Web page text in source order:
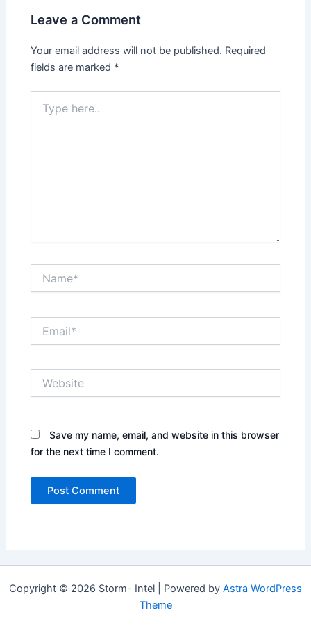
Leave a Comment
Your email address will not be published. Required
fields are marked *
here..
Save my name, email, and website in this browser
for the next time I comment.
Copyright © 2026 Storm- Intel | Powered by Astra WordPress
Theme